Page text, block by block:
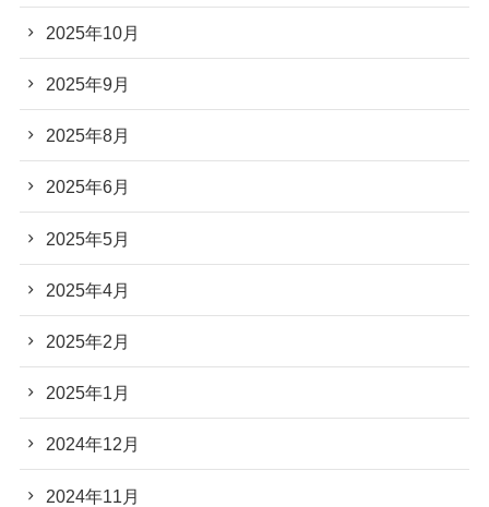
2025年10月
2025年9月
2025年8月
2025年6月
2025年5月
2025年4月
2025年2月
2025年1月
2024年12月
2024年11月